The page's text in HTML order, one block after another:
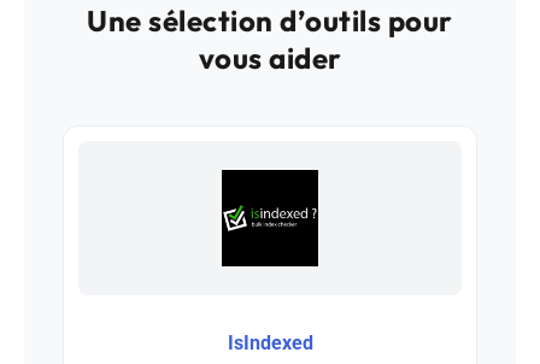
Une sélection d’outils pour
vous aider
IsIndexed